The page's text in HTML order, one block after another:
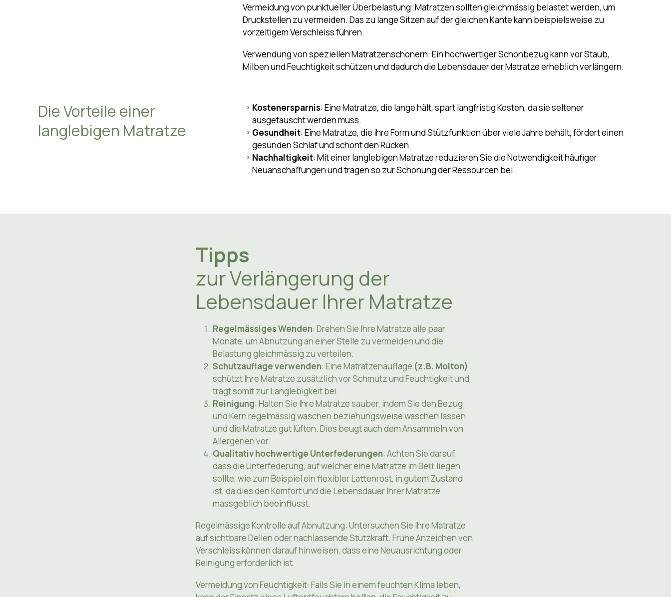
Schlafumgebung trägt zur Langlebigkeit Ihrer Matratze bei.
Vermeidung von punktueller Überbelastung: Matratzen sollten gleichmässig belastet werden, um
Druckstellen zu vermeiden. Das zu lange Sitzen auf der gleichen Kante kann beispielsweise zu
vorzeitigem Verschleiss führen.
Verwendung von speziellen Matratzenschonern: Ein hochwertiger Schonbezug kann vor Staub,
Die Vorteile einer
Kostenersparnis : Eine Matratze, die lange hält, spart langfristig Kosten, da sie seltener
ausgetauscht werden muss.
Gesundheit: Eine Matratze, die ihre Form und Stützfunktion über viele Jahre behält, fördert einen
gesunden Schlaf und schont den Rücken.
Nachhaltigkeit: Mit einer langlebigen Matratze reduzieren Sie die Notwendigkeit häufiger
Tipps
zur Verlängerung der
Lebensdauer Ihrer Matratze
Regelmässiges Wenden: Drehen Sie Ihre Matratze alle paar
Monate, um Abnutzung an einer Stelle zu vermeiden und die
Belastung gleichmässig zu verteilen.
Schutzauflage verwenden: Eine Matratzenauflage(z.B. Molton)
schützt Ihre Matratze zusätzlich vor Schmutz und Feuchtigkeit und
trägt somit zur Langlebigkeit bei.
Reinigung: Halten Sie Ihre Matratze sauber, indem Sie den Bezug
und Kern regelmässig waschen beziehungsweise waschen lassen
und die Matratze gut lüften. Dies beugt auch dem Ansammeln von
Allergenen vor.
Qualitativ hochwertige Unterfederungen: Achten Sie darauf,
dass die Unterfederung, auf welcher eine Matratze im Bett liegen
sollte, wie zum Beispiel ein flexibler Lattenrost, in gutem Zustand
ist, da dies den Komfort und die Lebensdauer Ihrer Matratze
massgeblich beeinflusst.
Regelmässige Kontrolle auf Abnutzung: Untersuchen Sie Ihre Matratze
auf sichtbare Dellen oder nachlassende Stützkraft. Frühe Anzeichen von
Verschleiss können darauf hinweisen, dass eine Neuausrichtung oder
Reinigung erforderlich ist.